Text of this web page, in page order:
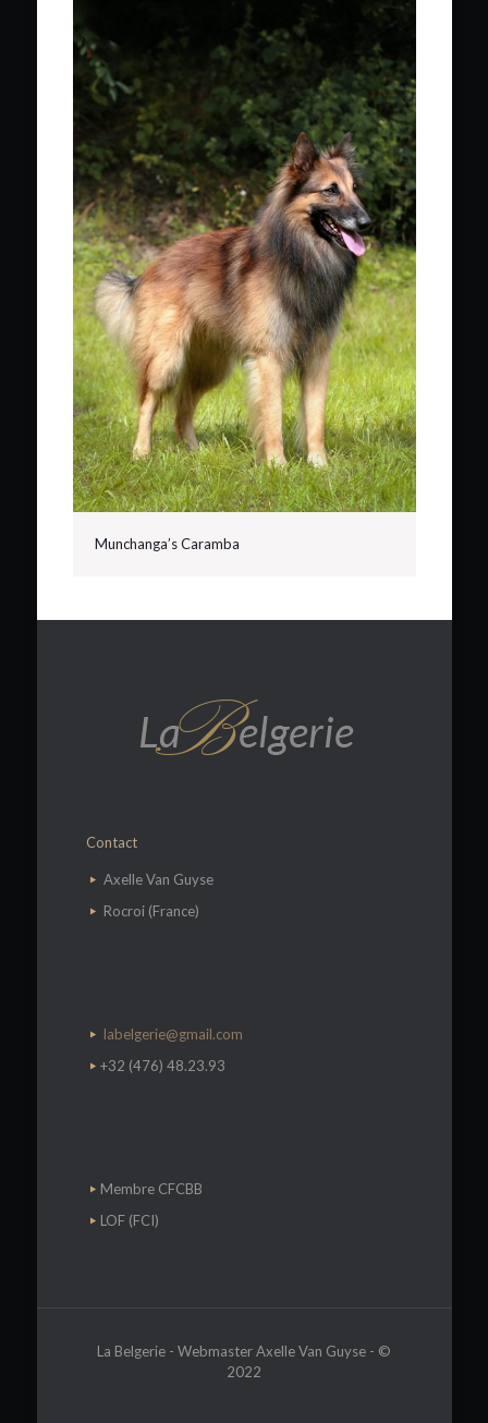
Munchanga’s Caramba
Contact
​Axelle Van Guyse
Rocroi (France)
labelgerie@gmail.com
+32 (476) 48.23.93
Membre CFCBB
LOF (FCI)
La Belgerie - Webmaster Axelle Van Guyse - ©
2022